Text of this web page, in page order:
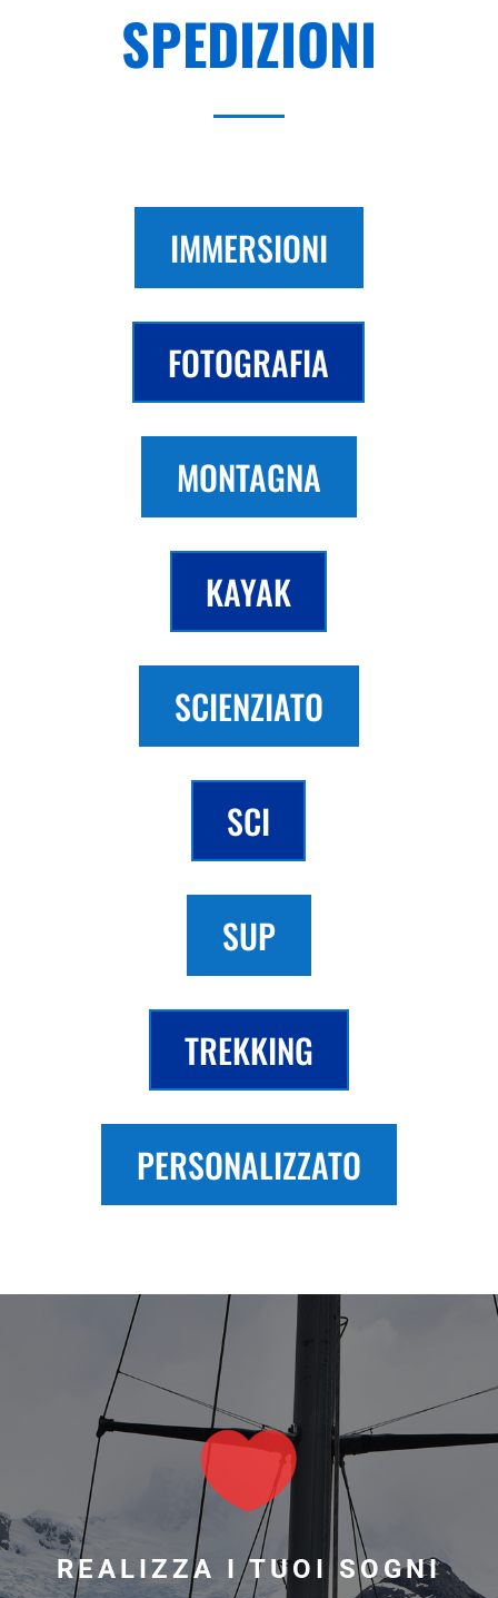
SPEDIZIONI
IMMERSIONI
FOTOGRAFIA
MONTAGNA
KAYAK
SCIENZIATO
SCI
SUP
TREKKING
PERSONALIZZATO

REALIZZA I TUOI SOGNI